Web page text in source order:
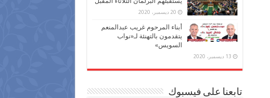
20 ديسمبر، 2020
أبناء المرحوم غريب عبدالمنعم
يتقدمون بالتهنئة لـ«نواب
السويس»
13 ديسمبر، 2020
تابعنا على فيسبوك